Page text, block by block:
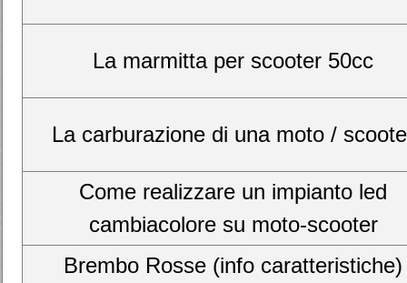
La marmitta per scooter 50cc
La carburazione di una moto /
Come realizzare un impianto led
cambiacolore su moto-scooter
Brembo Rosse (info caratteristiche)